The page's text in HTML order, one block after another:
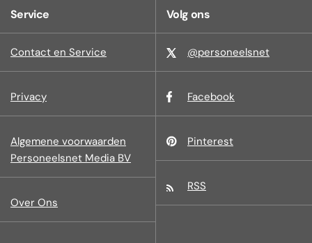
Service
Contact en Service
Privacy
Algemene voorwaarden
Personeelsnet Media BV
Over Ons
Volg ons
@personeelsnet
Facebook
Pinterest
RSS